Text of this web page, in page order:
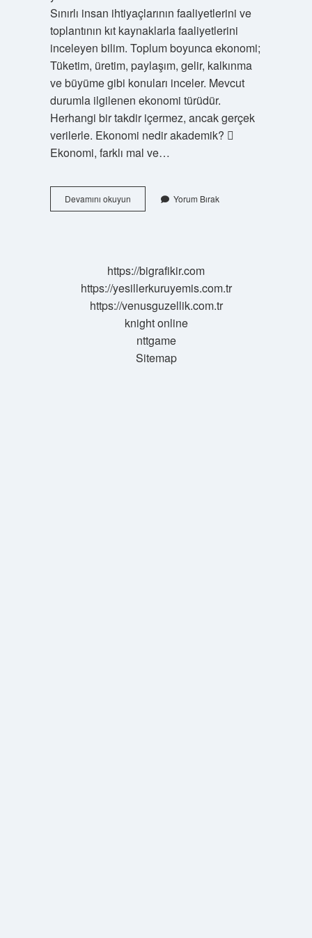
Sınırlı insan ihtiyaçlarının faaliyetlerini ve
toplantının kıt kaynaklarla faaliyetlerini
inceleyen bilim. Toplum boyunca ekonomi;
Tüketim, üretim, paylaşım, gelir, kalkınma
ve büyüme gibi konuları inceler. Mevcut
durumla ilgilenen ekonomi türüdür.
Herhangi bir takdir içermez, ancak gerçek
verilerle. Ekonomi nedir akademik? 
Ekonomi, farklı mal ve…
Devamını okuyunEkonomi
Nedir
Yorum Bırak
https://bigrafikir.com
https://yesillerkuruyemis.com.tr
https://venusguzellik.com.tr
knight online
nttgame
Sitemap